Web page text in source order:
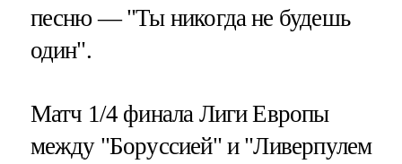
песню — "Ты никогда не будешь
один".
Матч 1/4 финала Лиги Европы
между "Боруссией" и "Ливерпулем